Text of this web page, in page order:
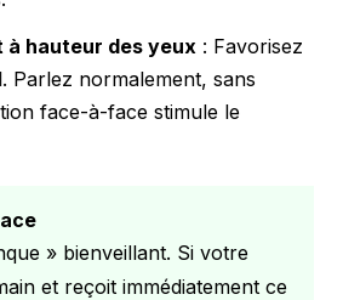
hauteur des yeux : Favorisez
Parlez normalement, sans
face-à-face stimule le
» bienveillant. Si votre
et reçoit immédiatement ce